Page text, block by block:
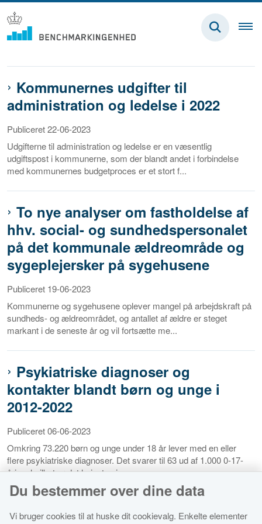
Kommunernes udgifter til
administration og ledelse i 2022
Publiceret 22-06-2023
Udgifterne til administration og ledelse er en væsentlig
udgiftspost i kommunerne, som der blandt andet i forbindelse
med kommunernes budgetproces er et stort f...
To nye analyser om fastholdelse af
hhv. social- og sundhedspersonalet
på det kommunale ældreområde og
sygeplejersker på sygehusene
Publiceret 19-06-2023
Kommunerne og sygehusene oplever mangel på arbejdskraft på
sundheds- og ældreområdet, og antallet af ældre er steget
markant i de seneste år og vil fortsætte me...
Psykiatriske diagnoser og
kontakter blandt børn og unge i
2012-2022
Publiceret 06-06-2023
Omkring 73.220 børn og unge under 18 år lever med en eller
flere psykiatriske diagnoser. Det svarer til 63 ud af 1.000 0-17-
årige, hvilket er det højeste niveau...
Du bestemmer over dine data
Vi bruger cookies til at huske dit cookievalg. Enkelte elementer